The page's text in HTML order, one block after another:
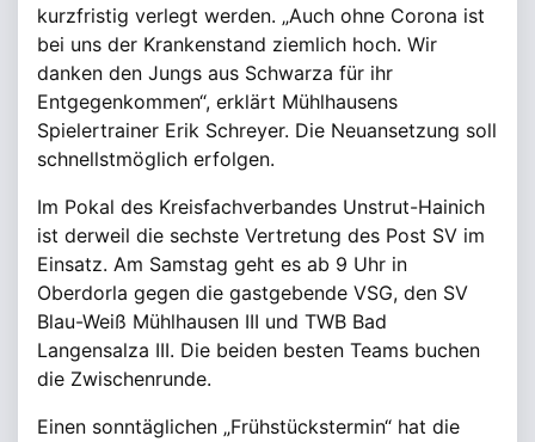
kurzfristig verlegt werden. „Auch ohne Corona ist
bei uns der Krankenstand ziemlich hoch. Wir
danken den Jungs aus Schwarza für ihr
Entgegenkommen“, erklärt Mühlhausens
Spielertrainer Erik Schreyer. Die Neuansetzung soll
schnellstmöglich erfolgen.
Im Pokal des Kreisfachverbandes Unstrut-Hainich
ist derweil die sechste Vertretung des Post SV im
Einsatz. Am Samstag geht es ab 9 Uhr in
Oberdorla gegen die gastgebende VSG, den SV
Blau-Weiß Mühlhausen III und TWB Bad
Langensalza III. Die beiden besten Teams buchen
die Zwischenrunde.
Einen sonntäglichen „Frühstückstermin“ hat die